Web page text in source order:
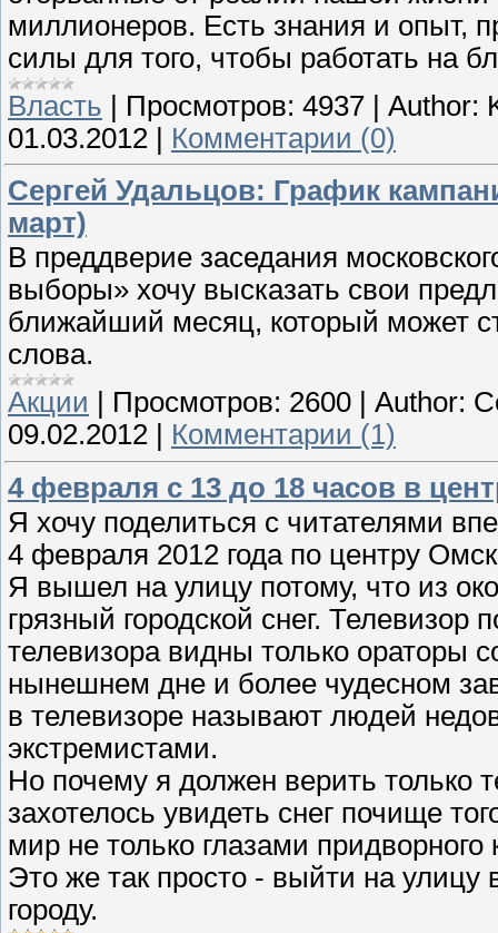
миллионеров. Есть знания и опыт,
силы для того, чтобы работать на
Власть | Просмотров: 4937 | Author:
01.03.2012 | Комментарии (0)
Сергей Удальцов: График
март)
В преддверие заседания
выборы» хочу высказать свои
ближайший месяц, который может
слова.
Акции
Просмотров: 2600 Author:
09.02.2012
Комментарии (1)
4 февраля с 13 до 18 часов в
Я хочу поделиться с читателями
4 февраля 2012 года по центру
Я вышел на улицу потому, что из
грязный городской снег.
телевизора видны только ораторы
нынешнем дне и более чудесном
в телевизоре называют людей
экстремистами.
Но почему я должен верить только
захотелось увидеть снег почище
мир не только глазами придворного
Это же так просто - выйти на улицу
городу.